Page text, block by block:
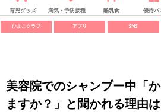
育児グッズ 病気・予防接種 離乳食 優待パ
ひよこクラブ アプリ SNS
美容院でのシャンプー中「
ますか？」と聞かれる理由